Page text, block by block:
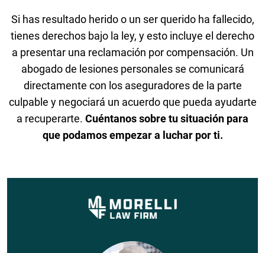
Si has resultado herido o un ser querido ha fallecido,
tienes derechos bajo la ley, y esto incluye el derecho
a presentar una reclamación por compensación. Un
abogado de lesiones personales se comunicará
directamente con los aseguradores de la parte
culpable y negociará un acuerdo que pueda ayudarte
a recuperarte. Cuéntanos sobre tu situación para
que podamos empezar a luchar por ti.